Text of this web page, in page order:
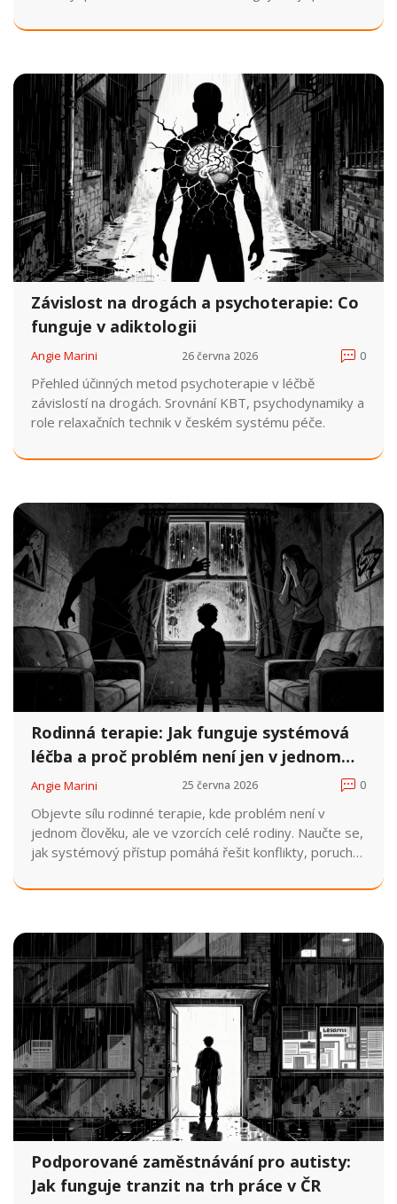
Závislost na drogách a psychoterapie: Co
funguje v adiktologii
Angie Marini 26 června 2026 0
Přehled účinných metod psychoterapie v léčbě
závislostí na drogách. Srovnání KBT, psychodynamiky a
role relaxačních technik v českém systému péče.
Rodinná terapie: Jak funguje systémová
léčba a proč problém není jen v jednom
člověku
Angie Marini 25 června 2026 0
Objevte sílu rodinné terapie, kde problém není v
jednom člověku, ale ve vzorcích celé rodiny. Naučte se,
jak systémový přístup pomáhá řešit konflikty, poruchy
Podporované zaměstnávání pro autisty:
Jak funguje tranzit na trh práce v ČR